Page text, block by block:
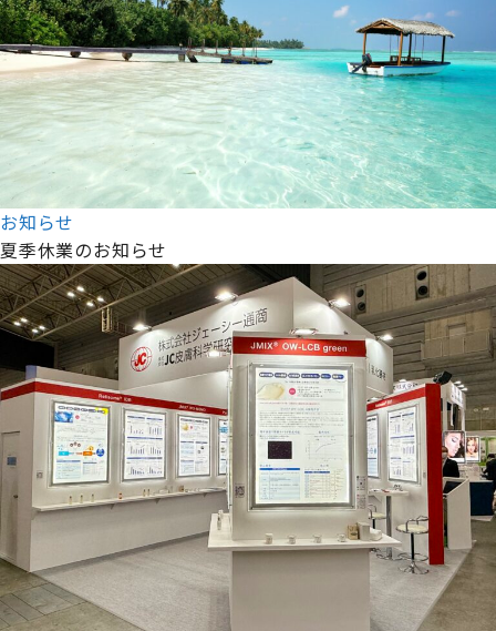
お知らせ
夏季休業のお知らせ